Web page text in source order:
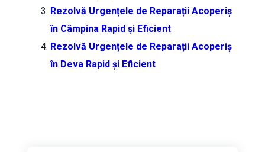
Rezolvă Urgențele de Reparații Acoperiș
în Câmpina Rapid și Eficient
Rezolvă Urgențele de Reparații Acoperiș
în Deva Rapid și Eficient